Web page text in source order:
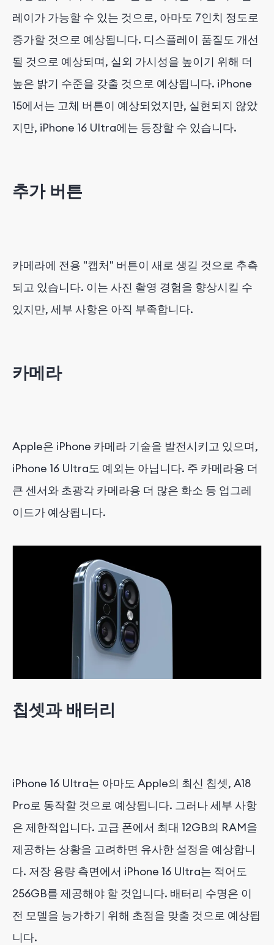
레이가 가능할 수 있는 것으로, 아마도 7인치 정도로
증가할 것으로 예상됩니다. 디스플레이 품질도 개선
될 것으로 예상되며, 실외 가시성을 높이기 위해 더
높은 밝기 수준을 갖출 것으로 예상됩니다. iPhone
15에서는 고체 버튼이 예상되었지만, 실현되지 않았
지만, iPhone 16 Ultra에는 등장할 수 있습니다.
추가 버튼
카메라에 전용 "캡처" 버튼이 새로 생길 것으로 추측
되고 있습니다. 이는 사진 촬영 경험을 향상시킬 수
있지만, 세부 사항은 아직 부족합니다.
카메라
Apple은 iPhone 카메라 기술을 발전시키고 있으며,
iPhone 16 Ultra도 예외는 아닙니다. 주 카메라용 더
큰 센서와 초광각 카메라용 더 많은 화소 등 업그레
이드가 예상됩니다.
칩셋과 배터리
iPhone 16 Ultra는 아마도 Apple의 최신 칩셋, A18
Pro로 동작할 것으로 예상됩니다. 그러나 세부 사항
은 제한적입니다. 고급 폰에서 최대 12GB의 RAM을
제공하는 상황을 고려하면 유사한 설정을 예상합니
다. 저장 용량 측면에서 iPhone 16 Ultra는 적어도
256GB를 제공해야 할 것입니다. 배터리 수명은 이
전 모델을 능가하기 위해 초점을 맞출 것으로 예상됩
니다.